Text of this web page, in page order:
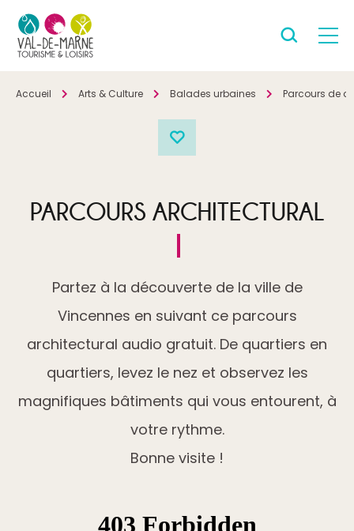
Accueil Arts & Culture Balades urbaines Parcours de
PARCOURS ARCHITECTURAL
Partez à la découverte de la ville de
Vincennes en suivant ce parcours
architectural audio gratuit. De quartiers en
quartiers, levez le nez et observez les
magnifiques bâtiments qui vous entourent, à
votre rythme.
Bonne visite !